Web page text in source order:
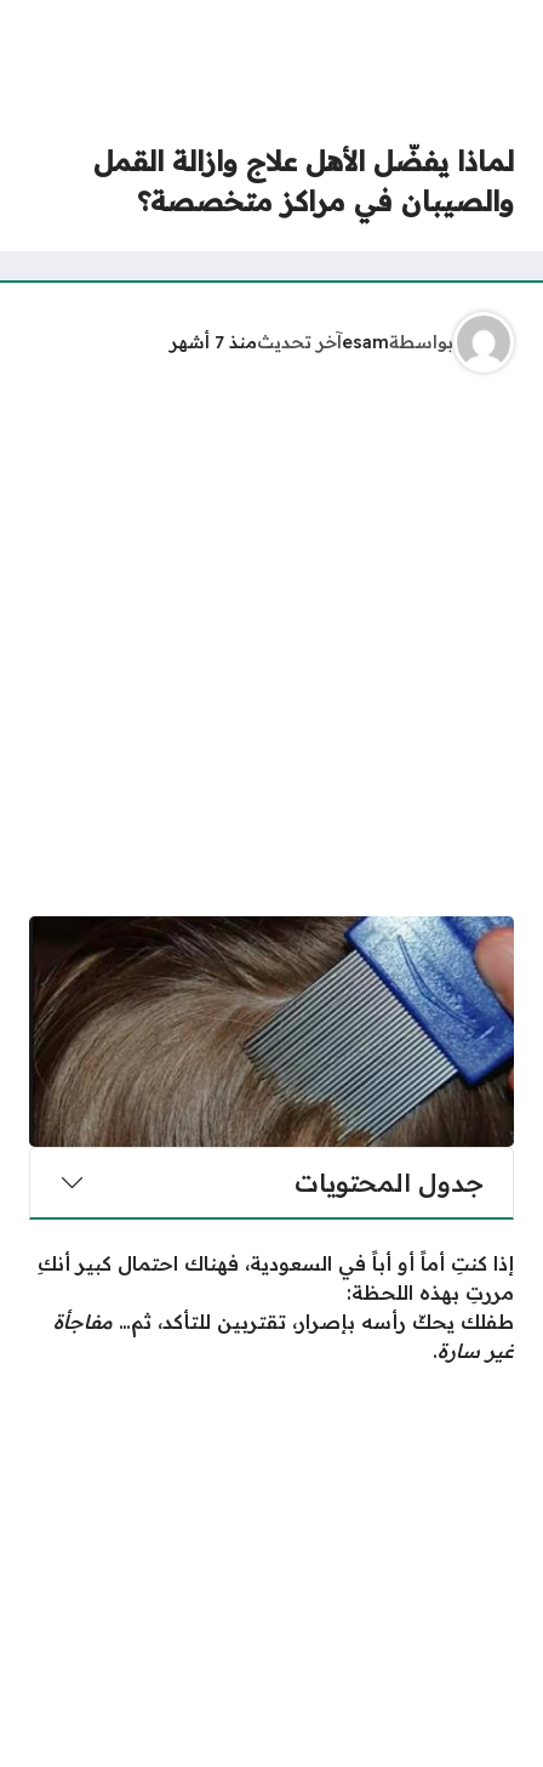
لماذا يفضّل الأهل علاج وازالة القمل
والصيبان في مراكز متخصصة؟
بواسطةesamآخر تحديثمنذ 7 أشهر
جدول المحتويات
إذا كنتِ أماً أو أباً في السعودية، فهناك احتمال كبير أنكِ
مررتِ بهذه اللحظة:
طفلك يحكّ رأسه بإصرار، تقتربين للتأكد، ثم… مفاجأة
غير سارة.